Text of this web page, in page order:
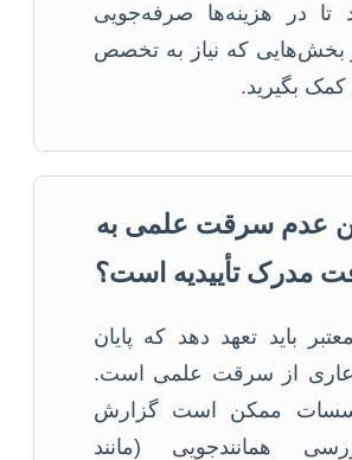
تا در هزینه‌ها صرفه‌جویی
بخش‌هایی که نیاز به تخصص
کمک بگیرید.
عدم سرقت علمی به
مدرک تأییدیه است؟
باید تعهد دهد که پایان
عاری از سرقت علمی است.
ممکن است گزارش
همانندجویی (مانند